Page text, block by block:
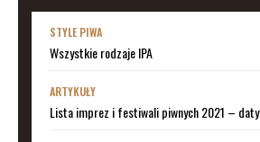
STYLE PIWA
Wszystkie rodzaje IPA
ARTYKUŁY
Lista imprez i festiwali piwnych 2021 – daty